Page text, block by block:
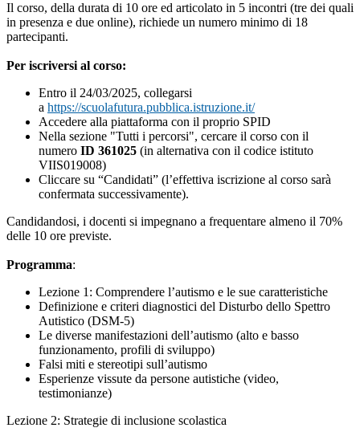
Il corso, della durata di 10 ore ed articolato in 5 incontri (tre dei quali
in presenza e due online), richiede un numero minimo di 18
partecipanti.
Per iscriversi al corso:
Entro il 24/03/2025, collegarsi
a https://scuolafutura.pubblica.istruzione.it/
Accedere alla piattaforma con il proprio SPID
Nella sezione "Tutti i percorsi", cercare il corso con il
numero ID 361025 (in alternativa con il codice istituto
VIIS019008)
Cliccare su “Candidati” (l’effettiva iscrizione al corso sarà
confermata successivamente).
Candidandosi, i docenti si impegnano a frequentare almeno il 70%
delle 10 ore previste.
Programma:
Lezione 1: Comprendere l’autismo e le sue caratteristiche
Definizione e criteri diagnostici del Disturbo dello Spettro
Autistico (DSM-5)
Le diverse manifestazioni dell’autismo (alto e basso
funzionamento, profili di sviluppo)
Falsi miti e stereotipi sull’autismo
Esperienze vissute da persone autistiche (video,
testimonianze)
Lezione 2: Strategie di inclusione scolastica